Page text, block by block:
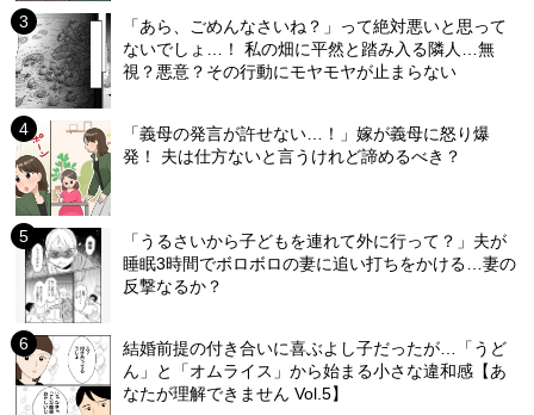
「あら、ごめんなさいね？」って絶対悪いと思って
ないでしょ…！ 私の畑に平然と踏み入る隣人…無
視？悪意？その行動にモヤモヤが止まらない
「義母の発言が許せない…！」嫁が義母に怒り爆
発！ 夫は仕方ないと言うけれど諦めるべき？
「うるさいから子どもを連れて外に行って？」夫が
睡眠3時間でボロボロの妻に追い打ちをかける…妻の
反撃なるか？
結婚前提の付き合いに喜ぶよし子だったが…「うど
ん」と「オムライス」から始まる小さな違和感【あ
なたが理解できません Vol.5】